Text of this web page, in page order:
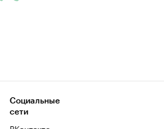
Социальные
сети